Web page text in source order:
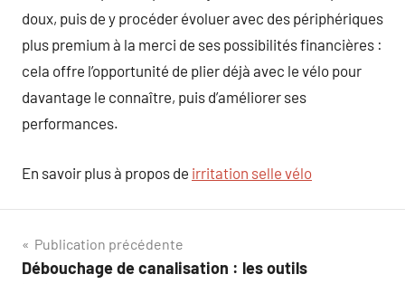
doux, puis de y procéder évoluer avec des périphériques
plus premium à la merci de ses possibilités financières :
cela offre l’opportunité de plier déjà avec le vélo pour
davantage le connaître, puis d’améliorer ses
performances.
En savoir plus à propos de irritation selle vélo
Navigation
Publication précédente
Débouchage de canalisation : les outils